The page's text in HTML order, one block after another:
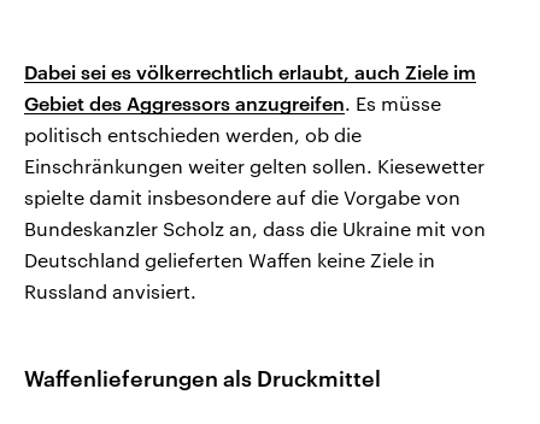
Dabei sei es völkerrechtlich erlaubt, auch Ziele im
Gebiet des Aggressors anzugreifen. Es müsse
politisch entschieden werden, ob die
Einschränkungen weiter gelten sollen. Kiesewetter
spielte damit insbesondere auf die Vorgabe von
Bundeskanzler Scholz an, dass die Ukraine mit von
Deutschland gelieferten Waffen keine Ziele in
Russland anvisiert.
Waffenlieferungen als Druckmittel